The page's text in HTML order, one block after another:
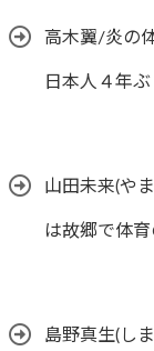
高木翼/炎の
日本人４年
山田未来(や
は故郷で体
島野真生(し